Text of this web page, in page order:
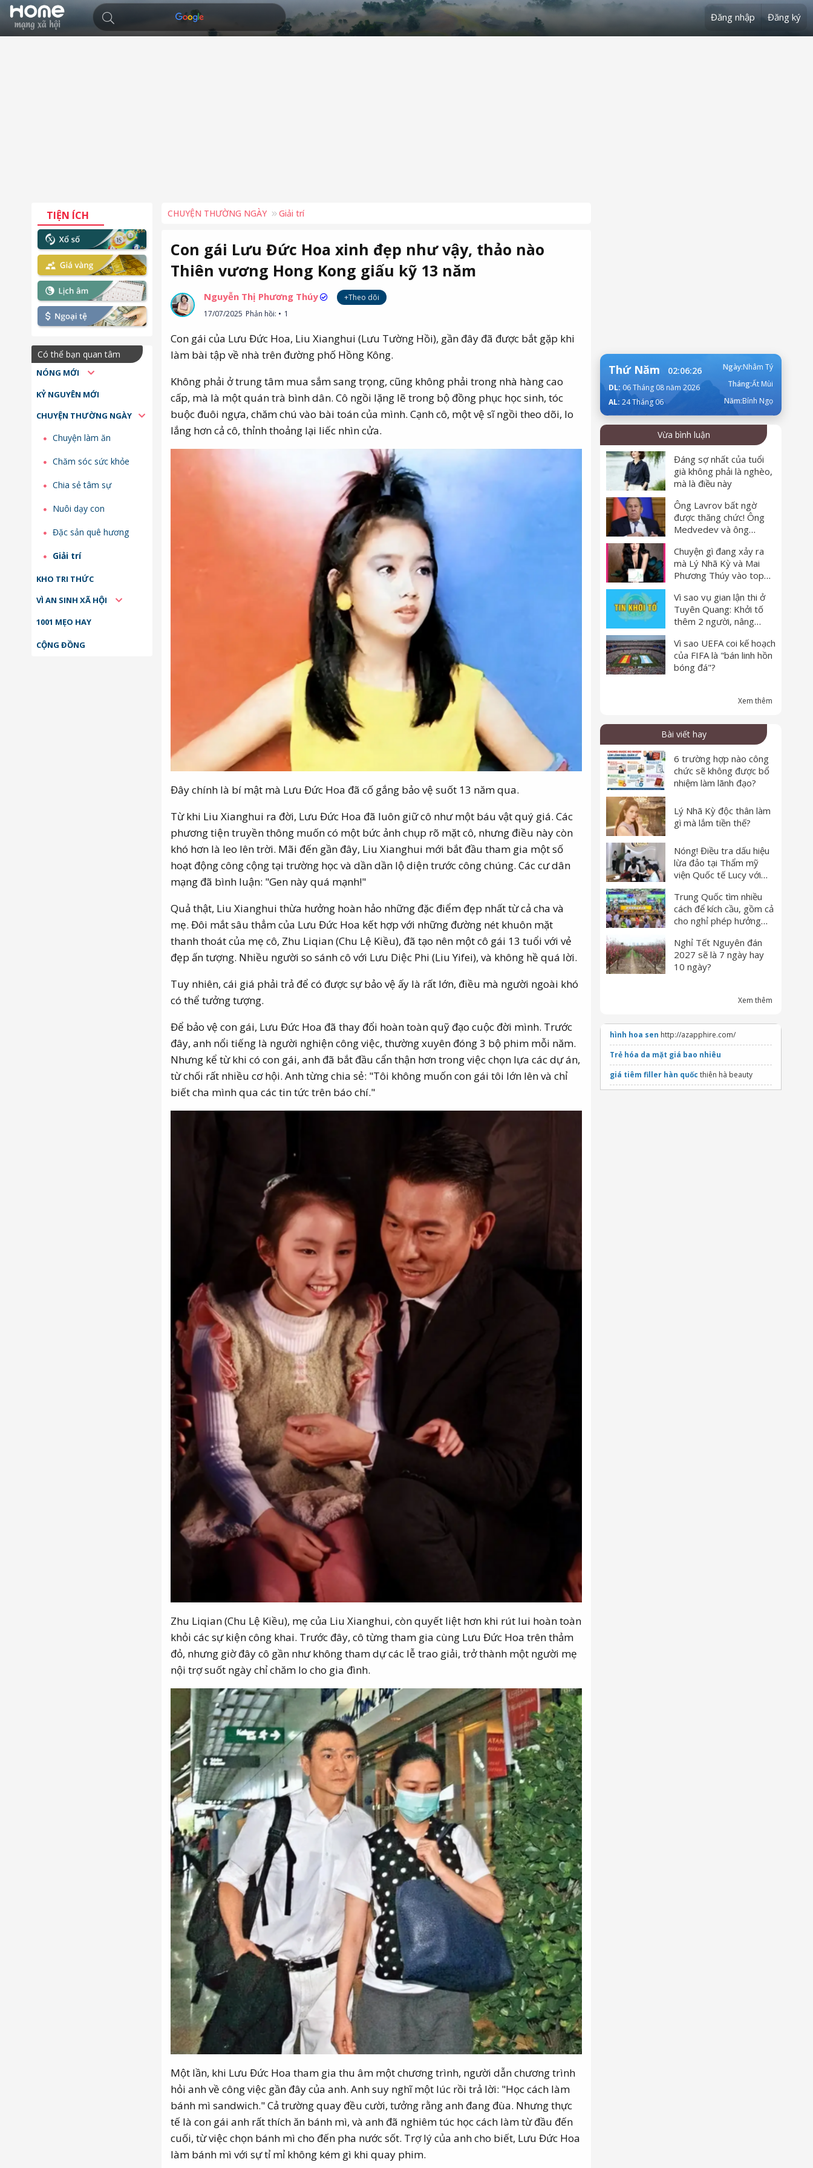
Đăng nhập Đăng ký
TIỆN ÍCH
Có thể bạn quan tâm
NÓNG MỚI
KỶ NGUYÊN MỚI
CHUYỆN THƯỜNG NGÀY
Chuyện làm ăn
Chăm sóc sức khỏe
Chia sẻ tâm sự
Nuôi dạy con
Đặc sản quê hương
Giải trí
KHO TRI THỨC
VÌ AN SINH XÃ HỘI
1001 MẸO HAY
CỘNG ĐỒNG
CHUYỆN THƯỜNG NGÀY Giải trí
Con gái Lưu Đức Hoa xinh đẹp như vậy, thảo nào
Thiên vương Hong Kong giấu kỹ 13 năm
Nguyễn Thị Phương Thúy
+Theo dõi
17/07/2025 Phản hồi: 1
Con gái của Lưu Đức Hoa, Liu Xianghui (Lưu Tường Hồi), gần đây đã được bắt gặp khi
làm bài tập về nhà trên đường phố Hồng Kông.
Không phải ở trung tâm mua sắm sang trọng, cũng không phải trong nhà hàng cao
cấp, mà là một quán trà bình dân. Cô ngồi lặng lẽ trong bộ đồng phục học sinh, tóc
buộc đuôi ngựa, chăm chú vào bài toán của mình. Cạnh cô, một vệ sĩ ngồi theo dõi, lo
lắng hơn cả cô, thỉnh thoảng lại liếc nhìn cửa.
Đây chính là bí mật mà Lưu Đức Hoa đã cố gắng bảo vệ suốt 13 năm qua.
Từ khi Liu Xianghui ra đời, Lưu Đức Hoa đã luôn giữ cô như một báu vật quý giá. Các
phương tiện truyền thông muốn có một bức ảnh chụp rõ mặt cô, nhưng điều này còn
khó hơn là leo lên trời. Mãi đến gần đây, Liu Xianghui mới bắt đầu tham gia một số
hoạt động công cộng tại trường học và dần dần lộ diện trước công chúng. Các cư dân
mạng đã bình luận: "Gen này quá mạnh!"
Quả thật, Liu Xianghui thừa hưởng hoàn hảo những đặc điểm đẹp nhất từ cả cha và
mẹ. Đôi mắt sâu thẳm của Lưu Đức Hoa kết hợp với những đường nét khuôn mặt
thanh thoát của mẹ cô, Zhu Liqian (Chu Lệ Kiều), đã tạo nên một cô gái 13 tuổi với vẻ
đẹp ấn tượng. Nhiều người so sánh cô với Lưu Diệc Phi (Liu Yifei), và không hề quá lời.
Tuy nhiên, cái giá phải trả để có được sự bảo vệ ấy là rất lớn, điều mà người ngoài khó
có thể tưởng tượng.
Để bảo vệ con gái, Lưu Đức Hoa đã thay đổi hoàn toàn quỹ đạo cuộc đời mình. Trước
đây, anh nổi tiếng là người nghiện công việc, thường xuyên đóng 3 bộ phim mỗi năm.
Nhưng kể từ khi có con gái, anh đã bắt đầu cẩn thận hơn trong việc chọn lựa các dự án,
từ chối rất nhiều cơ hội. Anh từng chia sẻ: "Tôi không muốn con gái tôi lớn lên và chỉ
biết cha mình qua các tin tức trên báo chí."
Zhu Liqian (Chu Lệ Kiều), mẹ của Liu Xianghui, còn quyết liệt hơn khi rút lui hoàn toàn
khỏi các sự kiện công khai. Trước đây, cô từng tham gia cùng Lưu Đức Hoa trên thảm
đỏ, nhưng giờ đây cô gần như không tham dự các lễ trao giải, trở thành một người mẹ
nội trợ suốt ngày chỉ chăm lo cho gia đình.
Một lần, khi Lưu Đức Hoa tham gia thu âm một chương trình, người dẫn chương trình
hỏi anh về công việc gần đây của anh. Anh suy nghĩ một lúc rồi trả lời: "Học cách làm
bánh mì sandwich." Cả trường quay đều cười, tưởng rằng anh đang đùa. Nhưng thực
tế là con gái anh rất thích ăn bánh mì, và anh đã nghiêm túc học cách làm từ đầu đến
cuối, từ việc chọn bánh mì cho đến pha nước sốt. Trợ lý của anh cho biết, Lưu Đức Hoa
làm bánh mì với sự tỉ mỉ không kém gì khi quay phim.
Thứ Năm 02:06:28
DL: 06 Tháng 08 năm 2026
AL: 24 Tháng 06
Ngày:Nhâm Tý
Tháng:Ất Mùi
Năm:Bính Ngọ
Vừa bình luận
Đáng sợ nhất của tuổi
già không phải là nghèo,
mà là điều này
Ông Lavrov bất ngờ
được thăng chức! Ông
Medvedev và ông
đang tính toán điều gì
vậy?
Chuyện gì đang xảy ra
mà Lý Nhã Kỳ và Mai
Phương Thúy vào top
Vì sao vụ gian lận thi ở
Tuyên Quang: Khởi tố
thêm 2 người, nâng
Vì sao UEFA coi kế hoạch
của FIFA là "bán linh hồn
bóng đá"?
Xem thêm
Bài viết hay
6 trường hợp nào công
chức sẽ không được bổ
nhiệm làm lãnh đạo?
Lý Nhã Kỳ độc thân làm
gì mà lắm tiền thế?
Nóng! Điều tra dấu hiệu
lừa đảo tại Thẩm mỹ
viện Quốc tế Lucy với
d.ương v.ật
Trung Quốc tìm nhiều
cách để kích cầu, gồm cả
cho nghỉ phép hưởng
Nghỉ Tết Nguyên đán
2027 sẽ là 7 ngày hay
10 ngày?
Xem thêm
hình hoa sen http://azapphire.com/
Trẻ hóa da mặt giá bao nhiêu
giá tiêm filler hàn quốc thiên hà beauty